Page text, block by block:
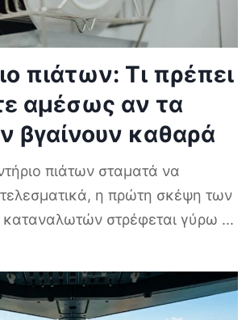
πιάτων: Τι πρέπει
αμέσως αν τα
βγαίνουν καθαρά
πιάτων σταματά να
η πρώτη σκέψη των
καταναλωτών στρέφεται γύρω ...